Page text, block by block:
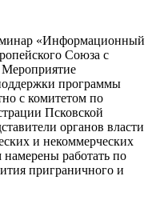
«Информационный
Союза с
программы
с комитетом по
Псковской
органов власти
и некоммерческих
работать по
приграничного и